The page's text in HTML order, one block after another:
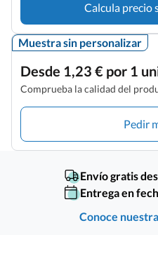
Calcula precio
Muestra sin personalizar
Desde 1,23 € por 1
Comprueba la calidad del
Pedir
Envío gratis
Entrega en
Conoce